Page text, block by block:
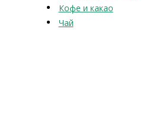
Кофе и какао
Чай